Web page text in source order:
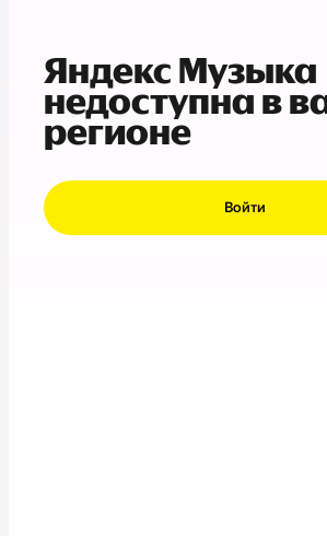
Яндекс Музыка
недоступна в
регионе
Войти